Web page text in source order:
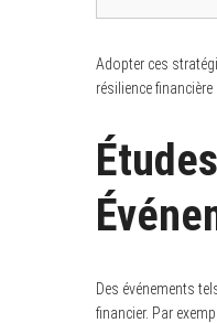
Adopter ces
résilience
Des événements
financier. Par